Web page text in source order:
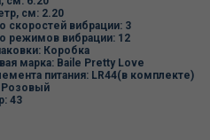
см: 2.20
скоростей вибрации: 3
режимов вибрации: 12
Коробка
марка: Baile Pretty Love
питания: LR44(в комплекте)
Розовый
43